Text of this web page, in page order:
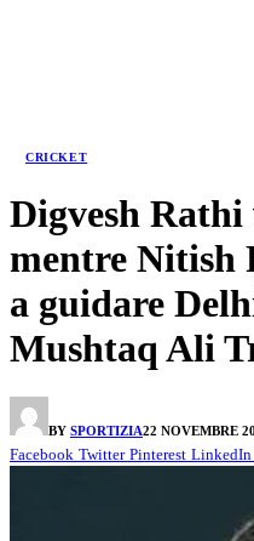
CRICKET
Digvesh Rathi
mentre Nitish
a guidare
Mushtaq Ali
BY SPORTIZIA22 NOVEMBRE
Facebook Twitter Pinterest LinkedIn